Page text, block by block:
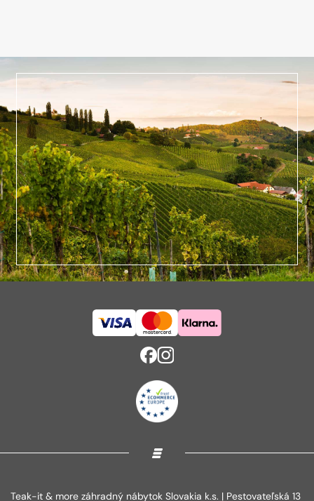
Teak-it & more záhradný nábytok Slovakia k.s. | Pestovateľská 13